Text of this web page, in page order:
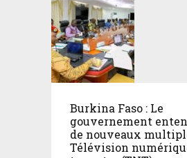
Burkina Faso : Le
gouvernement
de nouveaux
Télévision